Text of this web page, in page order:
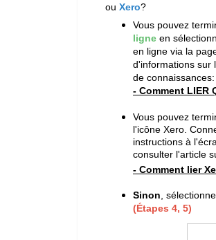
ou Xero?
Vous pouvez
ligne en
en ligne via la
d'informations sur
de connaissances:
- Comment LIER
Vous pouvez
l'icône Xero.
instructions à
consulter l'article
- Comment lier
Sinon ,
(Étapes 4, 5)